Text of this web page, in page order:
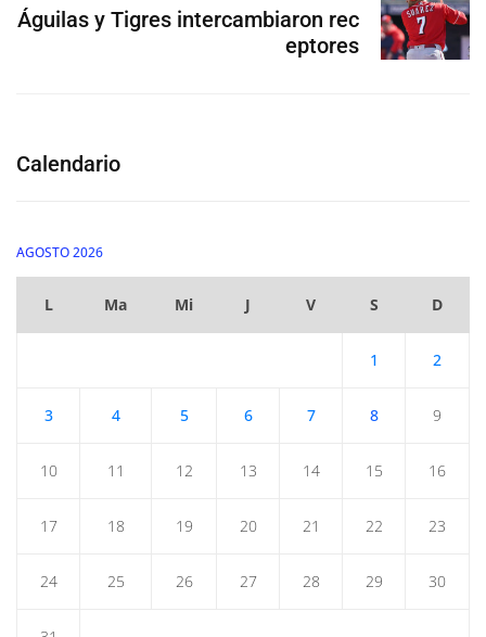
Águilas y Tigres intercambiaron rec
eptores
Calendario
AGOSTO 2026
L Ma Mi J V S D
1 2
3 4 5 6 7 8 9
10 11 12 13 14 15 16
17 18 19 20 21 22 23
24 25 26 27 28 29 30